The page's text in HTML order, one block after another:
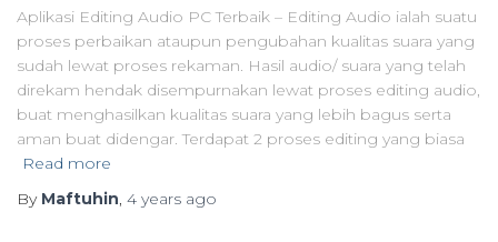
Aplikasi Editing Audio PC Terbaik – Editing Audio ialah suatu
proses perbaikan ataupun pengubahan kualitas suara yang
sudah lewat proses rekaman. Hasil audio/ suara yang telah
direkam hendak disempurnakan lewat proses editing audio,
buat menghasilkan kualitas suara yang lebih bagus serta
aman buat didengar. Terdapat 2 proses editing yang biasa
Read more
By Maftuhin, 4 years ago